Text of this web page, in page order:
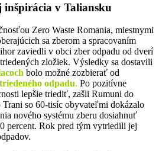
v Taliansku
Zero Waste Romania, miestnymi
sa zberom a spracovaním
zaviedli v obci zber odpadu od dverí
zložiek. Výsledky sa dostavili
bolo možné zozbierať od
odpadu. Po pozitívne
lepšie triediť, zašli Rumuni do
Trani so 60-tisíc obyvateľmi dokázalo
nového systému zberu dosiahnuť
percent. Rok pred tým vytriedili jej